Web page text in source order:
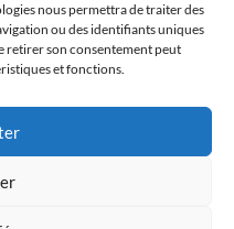
nous permettra de traiter des
ou des identifiants uniques
retirer son consentement peut
et fonctions.